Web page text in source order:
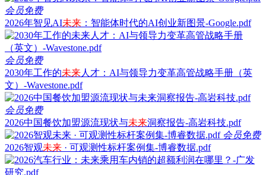
会员免费
2026年智见AI未来 ：智能体时代的AI创业新图景-Google.pdf
会员免费
2030年工作的未来人才：AI与领导力变革高管战略手册（英
文）-Wavestone.pdf
会员免费
2026中国餐饮加盟源流现状与未来洞察报告-高岩科技.pdf
会员免费
2026智观未来 · 可观测性标杆案例集-博睿数据.pdf